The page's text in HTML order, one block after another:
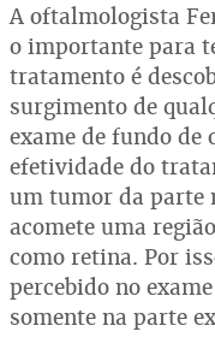
A oftalmologista
o importante para
tratamento é
surgimento de
exame de fundo de
efetividade do
um tumor da parte
acomete uma
como retina. Por
percebido no
somente na parte